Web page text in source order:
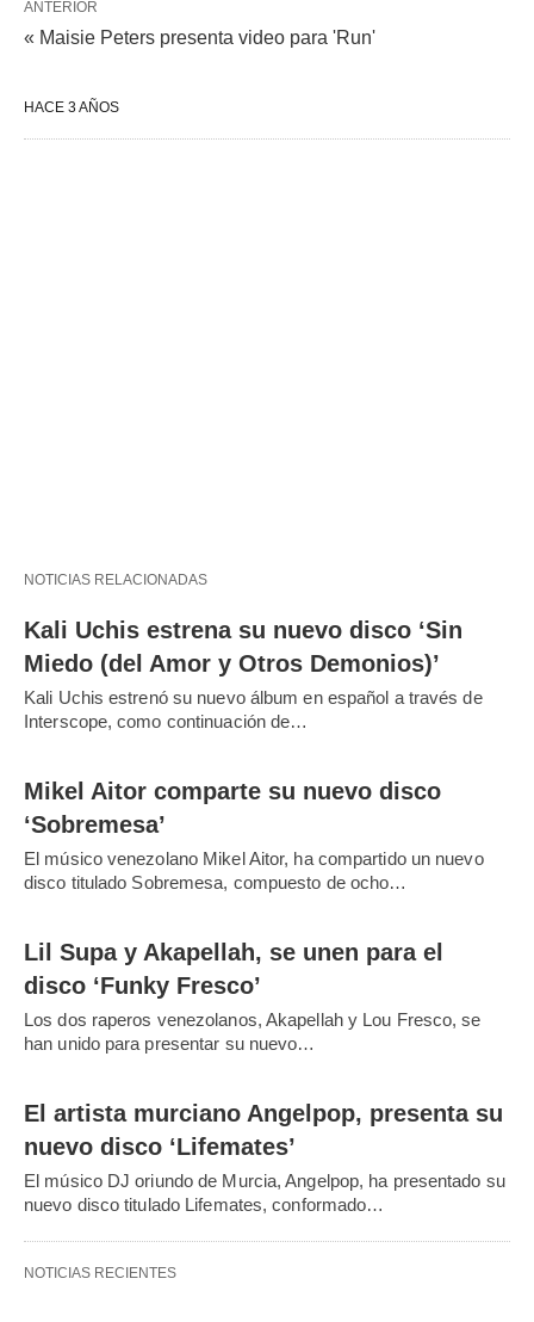
ANTERIOR
« Maisie Peters presenta video para 'Run'
HACE 3 AÑOS
NOTICIAS RELACIONADAS
Kali Uchis estrena su nuevo disco ‘Sin
Miedo (del Amor y Otros Demonios)’
Kali Uchis estrenó su nuevo álbum en español a través de
Interscope, como continuación de…
Mikel Aitor comparte su nuevo disco
‘Sobremesa’
El músico venezolano Mikel Aitor, ha compartido un nuevo
disco titulado Sobremesa, compuesto de ocho…
Lil Supa y Akapellah, se unen para el
disco ‘Funky Fresco’
Los dos raperos venezolanos, Akapellah y Lou Fresco, se
han unido para presentar su nuevo…
El artista murciano Angelpop, presenta su
nuevo disco ‘Lifemates’
El músico DJ oriundo de Murcia, Angelpop, ha presentado su
nuevo disco titulado Lifemates, conformado…
NOTICIAS RECIENTES